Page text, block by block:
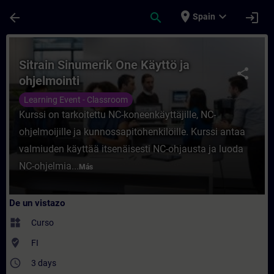
arrow_back search place Spain expand_more login
Curso - Sitrain Sinumerik One Käyttö ja
share
Sitrain Sinumerik One Käyttö ja
ohjelmointi
Learning Event - Classroom
Kurssi on tarkoitettu NC-koneenkäyttäjille, NC-
ohjelmoijille ja kunnossapitohenkilöille. Kurssi antaa
valmiuden käyttää itsenäisesti NC-ohjausta ja luoda
NC-ohjelmia... Más
De un vistazo
widgets Curso
where_to_vote FI
access_time 3 days